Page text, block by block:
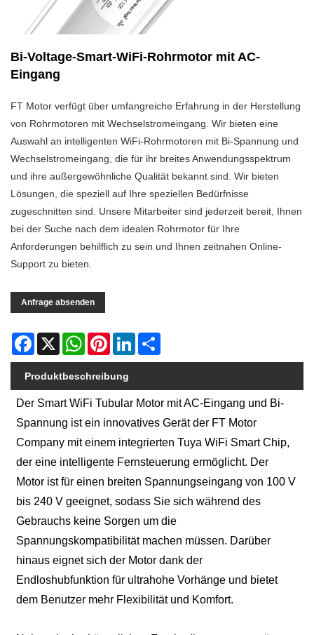
Bi-Voltage-Smart-WiFi-Rohrmotor mit AC-
Eingang
FT Motor verfügt über umfangreiche Erfahrung in der Herstellung
von Rohrmotoren mit Wechselstromeingang. Wir bieten eine
Auswahl an intelligenten WiFi-Rohrmotoren mit Bi-Spannung und
Wechselstromeingang, die für ihr breites Anwendungsspektrum
und ihre außergewöhnliche Qualität bekannt sind. Wir bieten
Lösungen, die speziell auf Ihre speziellen Bedürfnisse
zugeschnitten sind. Unsere Mitarbeiter sind jederzeit bereit, Ihnen
bei der Suche nach dem idealen Rohrmotor für Ihre
Anforderungen behilflich zu sein und Ihnen zeitnahen Online-
Support zu bieten.
Anfrage absenden
Facebook
X WhatsAppPinterestLinkedIn
Produktbeschreibung
Der Smart WiFi Tubular Motor mit AC-Eingang und Bi-
Spannung ist ein innovatives Gerät der FT Motor
Company mit einem integrierten Tuya WiFi Smart Chip,
der eine intelligente Fernsteuerung ermöglicht. Der
Motor ist für einen breiten Spannungseingang von 100 V
bis 240 V geeignet, sodass Sie sich während des
Gebrauchs keine Sorgen um die
Spannungskompatibilität machen müssen. Darüber
hinaus eignet sich der Motor dank der
Endloshubfunktion für ultrahohe Vorhänge und bietet
dem Benutzer mehr Flexibilität und Komfort.